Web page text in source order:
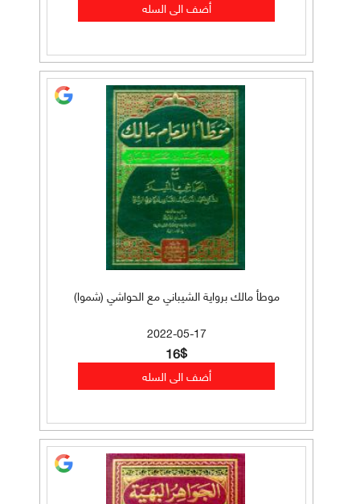
موطأ مالك برواية الشيباني مع الحواشي (شموا)
2022-05-17
16$